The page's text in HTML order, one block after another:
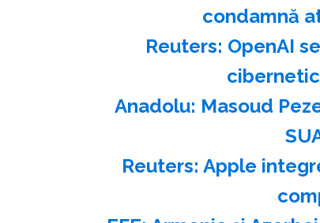
condamnă
Reuters: OpenAI
Anadolu: Masoud
Reuters: Apple